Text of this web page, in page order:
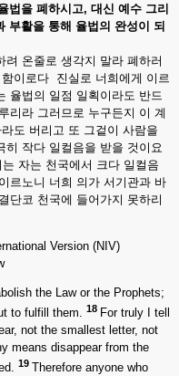
법을 폐하시고, 대신 예수 그리
부활을 통해 율법의 완성이 되
려 온줄로 생각지 말라 폐하러
이로다 진실로 너희에게 이르
율법의 일점 일획이라도 반드
리라 그러므로 누구든지 이 계
도 버리고 또 그겉이 사람을
히 작다 일컬음을 받을 것이요
자는 천국에서 크다 일컬음
르노니 너희 의가 서기관과 바
단코 천국에 들어가지 못하리
Version (NIV)
the Law or the Prophets;
to fulfill them.
18 For truly I tell
not the smallest letter, not
means disappear from the
19 Therefore anyone who